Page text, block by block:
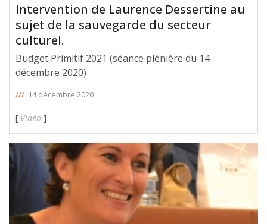
Intervention de Laurence Dessertine au
sujet de la sauvegarde du secteur
culturel.
Budget Primitif 2021 (séance plénière du 14
décembre 2020)
/// 14 décembre 2020
[ Vidéo ]